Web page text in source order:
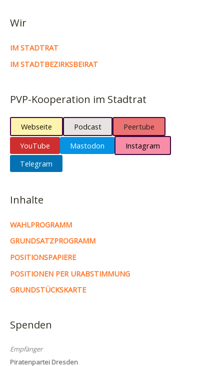
Wir
IM STADTRAT
IM STADTBEZIRKSBEIRAT
PVP-Kooperation im Stadtrat
Webseite Podcast
Peertube
YouTube
Mastodon
Instagram
Telegram
Inhalte
WAHLPROGRAMM
GRUNDSATZPROGRAMM
POSITIONSPAPIERE
POSITIONEN PER URABSTIMMUNG
GRUNDSTÜCKSKARTE
Spenden
Empfänger
Piratenpartei Dresden